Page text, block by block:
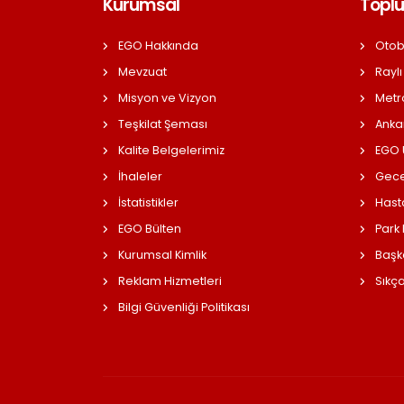
Kurumsal
EGO Hakkında
Mevzuat
Misyon ve Vizyon
Teşkilat Şeması
Kalite Belgelerimiz
İhaleler
İstatistikler
EGO Bülten
Kurumsal Kimlik
Reklam Hizmetleri
Bilgi Güvenliği Politikası
EGO
Park